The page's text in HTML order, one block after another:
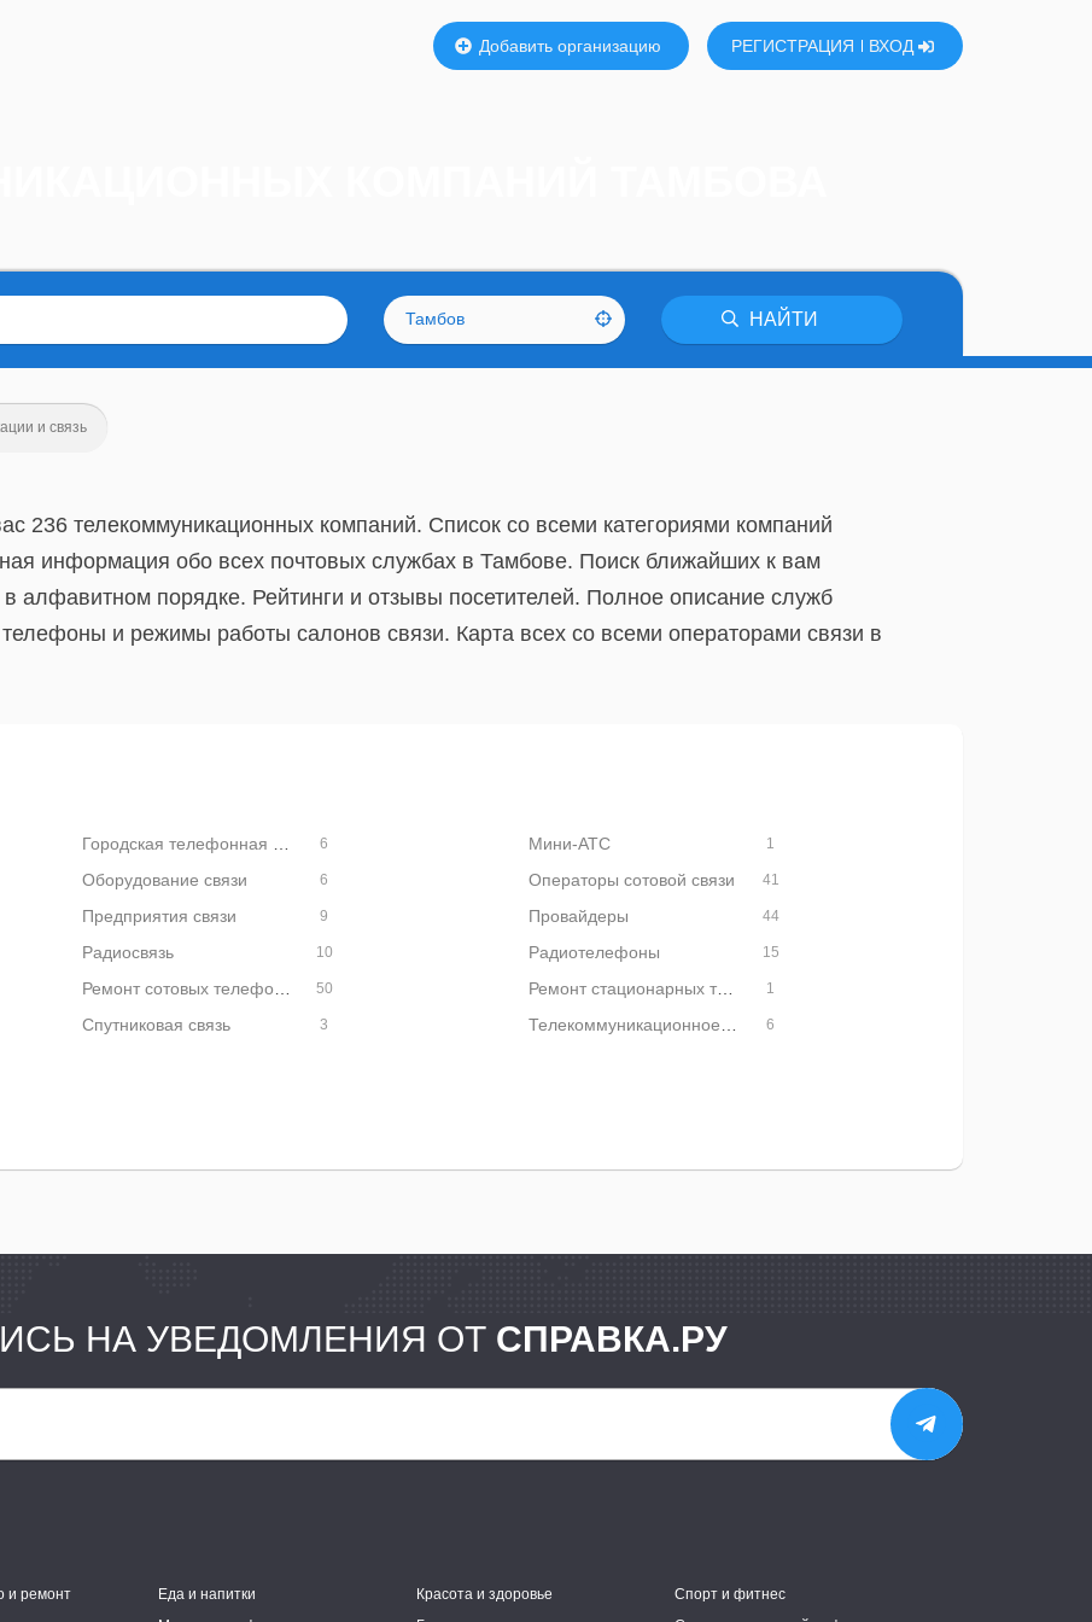
Добавить организацию РЕГИСТРАЦИЯ ВХОД
Тамбов НАЙТИ
и связь
236 телекоммуникационных компаний. Список со всеми категориями компаний
информация обо всех почтовых службах в Тамбове. Поиск ближайших к вам
алфавитном порядке. Рейтинги и отзывы посетителей. Полное описание служб
и режимы работы салонов связи. Карта всех со всеми операторами связи в
6 Мини-АТС 1
Оборудование связи 6 Операторы сотовой связи 41
Предприятия связи 9 Провайдеры 44
Радиосвязь 10 Радиотелефоны 15
50 Ремонт стационарных телефонов 1
Спутниковая связь 3 6
НА УВЕДОМЛЕНИЯ ОТ СПРАВКА.РУ
и ремонт Еда и напитки Красота и здоровье
Спорт и фитнес